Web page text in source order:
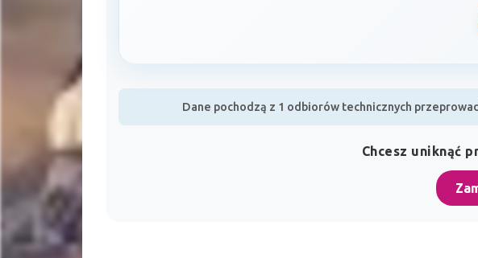
Dane pochodzą z 1 odbiorów technicznych
Chcesz uniknąć